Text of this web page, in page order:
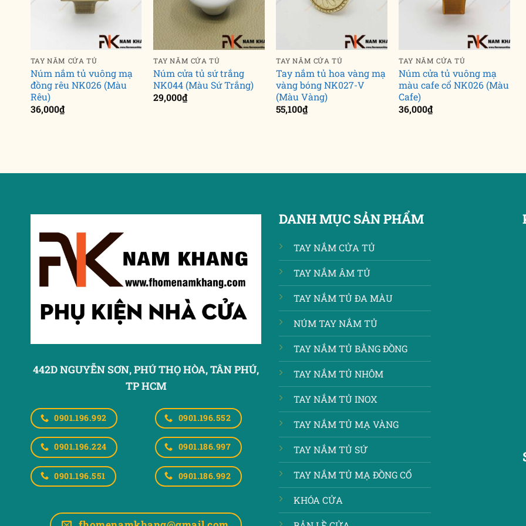
TAY NẮM CỬA TỦ
Núm nắm tủ vuông mạ
đồng rêu NK026 (Màu
Rêu)
36,000₫
TAY NẮM CỬA TỦ
Núm cửa tủ sứ trắng
NK044 (Màu Sứ Trắng)
29,000₫
TAY NẮM CỬA TỦ
Tay nắm tủ hoa vàng mạ
vàng bóng NK027-V
(Màu Vàng)
55,100₫
TAY NẮM CỬA TỦ
Núm cửa tủ vuông mạ
màu cafe cổ NK026 (Màu
Cafe)
36,000₫
442D NGUYỄN SƠN, PHÚ THỌ HÒA,TÂN PHÚ,
TP HCM
0901.196.992
0901.196.224
0901.196.551
0901.196.552
0901.186.997
0901.186.992
DANH MỤC SẢN PHẨM
TAY NẮM CỬA TỦ
TAY NẮM ÂM TỦ
TAY NẮM TỦ ĐA MÀU
NÚM TAY NẮM TỦ
TAY NẮM TỦ BẰNG ĐỒNG
TAY NẮM TỦ NHÔM
TAY NẮM TỦ INOX
TAY NẮM TỦ MẠ VÀNG
TAY NẮM TỦ SỨ
TAY NẮM TỦ MẠ ĐỒNG CỔ
KHÓA CỬA